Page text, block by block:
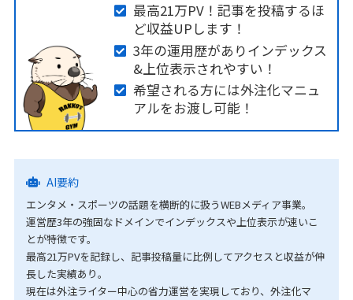
最高21万PV！記事を投稿するほ
ど収益UPします！
3年の運用歴がありインデックス
&上位表示されやすい！
希望される方には外注化マニュ
アルをお渡し可能！
AI要約
エンタメ・スポーツの話題を横断的に扱うWEBメディア事業。
運営歴3年の強固なドメインでインデックスや上位表示が速いこ
とが特徴です。
最高21万PVを記録し、記事投稿量に比例してアクセスと収益が伸
長した実績あり。
現在は外注ライター中心の省力運営を実現しており、外注化マ